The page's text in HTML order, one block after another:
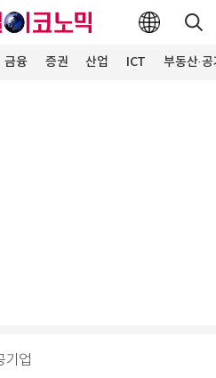
금융 증권 산업 ICT 부동산·
기업